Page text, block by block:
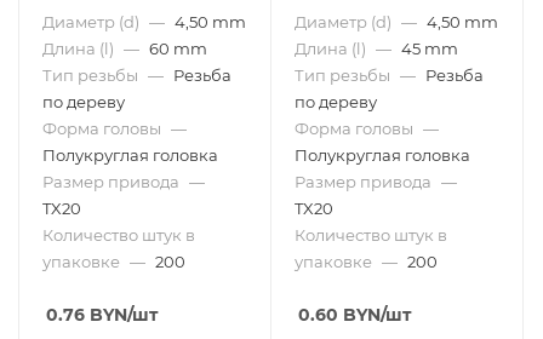
Диаметр (d) — 4,50 mm
Длина (l) — 60 mm
Тип резьбы — Резьба
по дереву
Форма головы —
Полукруглая головка
Размер привода —
TX20
Количество штук в
упаковке — 200
0.76 BYN/шт
Диаметр (d) — 4,50 mm
Длина (l) — 45 mm
Тип резьбы — Резьба
по дереву
Форма головы —
Полукруглая головка
Размер привода —
TX20
Количество штук в
упаковке — 200
0.60 BYN/шт